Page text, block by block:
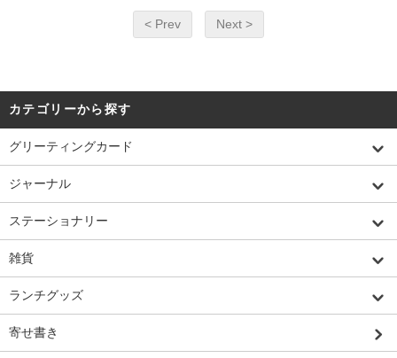
< Prev Next >
カテゴリーから探す
グリーティングカード
ジャーナル
ステーショナリー
雑貨
ランチグッズ
寄せ書き